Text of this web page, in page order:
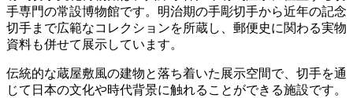
手専門の常設博物館です。明治期の手彫切手から近年の記念
切手まで広範なコレクションを所蔵し、郵便史に関わる実物
資料も併せて展示しています。
伝統的な蔵屋敷風の建物と落ち着いた展示空間で、切手を通
じて日本の文化や時代背景に触れることができる施設です。